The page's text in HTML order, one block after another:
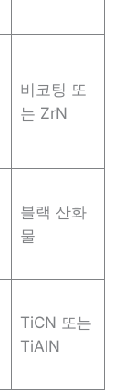
비코팅 또
는 ZrN
블랙 산화
물
TiCN 또는
TiAlN